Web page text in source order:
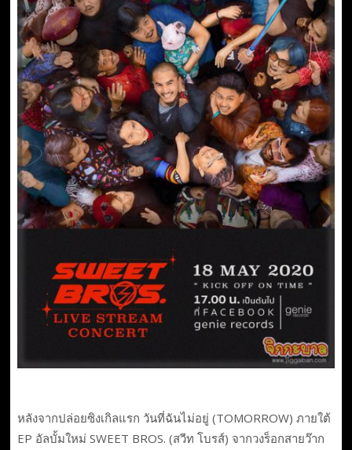
หลังจากปล่อยซิงเกิลแรก วันที่ฉันไม่อยู่ (TOMORROW) ภายใต้
EP อัลบั้มใหม่ SWEET BROS. (สวีท โบรส์) จากวงร็อกสายว๊าก